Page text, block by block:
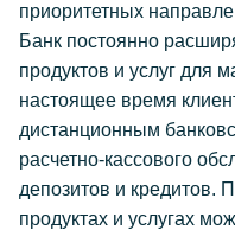
приоритетных
Банк постоянно
продуктов и услуг для
настоящее время
дистанционным
расчетно-кассового
депозитов и
продуктах и услугах